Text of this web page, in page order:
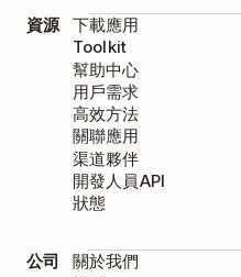
資源
下載應用
Toolkit
幫助中心
用戶需求
高效方法
關聯應用
渠道夥伴
開發人員API
狀態
公司
關於我們